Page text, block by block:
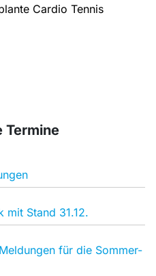
Cardio Tennis
Termine
mit Stand 31.12.
für die Sommer-